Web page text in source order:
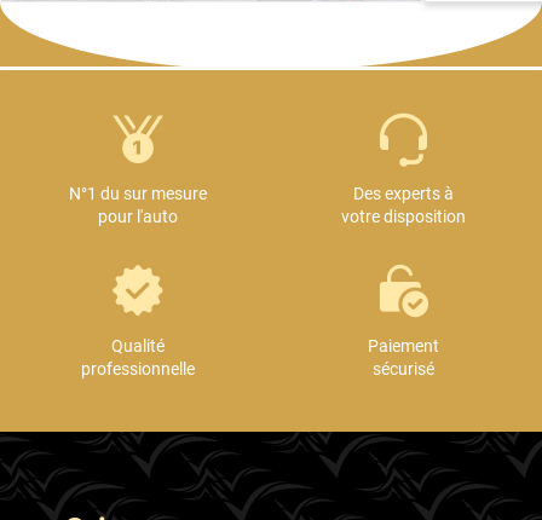
N°1 du sur mesure
pour l'auto
Des experts à
votre disposition
Qualité
professionnelle
Paiement
sécurisé